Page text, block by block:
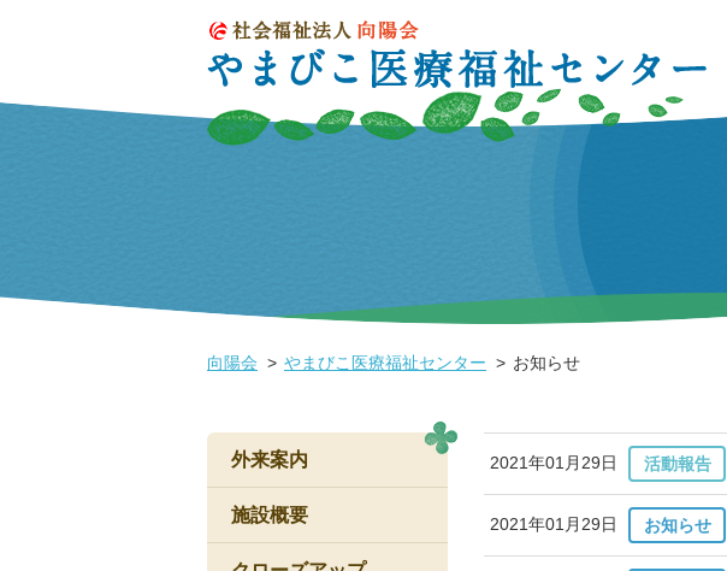
向陽会 やまびこ医療福祉センター お知らせ
2021年01月29日 活動報告
2021年01月29日 お知らせ
外来案内
施設概要